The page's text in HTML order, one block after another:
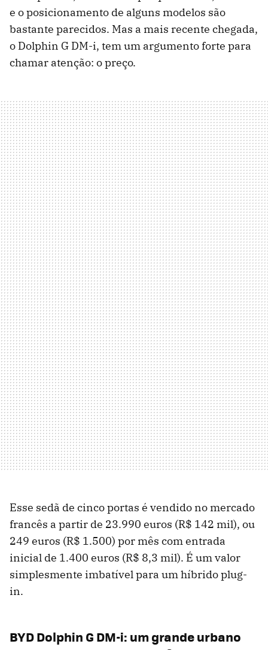
e o posicionamento de alguns modelos são
bastante parecidos. Mas a mais recente chegada,
o Dolphin G DM-i, tem um argumento forte para
chamar atenção: o preço.
Esse sedã de cinco portas é vendido no mercado
francês a partir de 23.990 euros (R$ 142 mil), ou
249 euros (R$ 1.500) por mês com entrada
inicial de 1.400 euros (R$ 8,3 mil). É um valor
simplesmente imbatível para um híbrido plug-
in.
BYD Dolphin G DM-i: um grande urbano